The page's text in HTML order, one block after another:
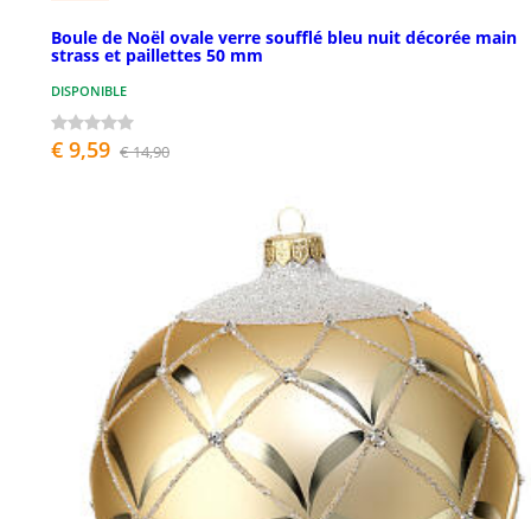
Boule de Noël ovale verre soufflé bleu nuit décorée main
strass et paillettes 50 mm
DISPONIBLE
€ 9,59 € 14,90